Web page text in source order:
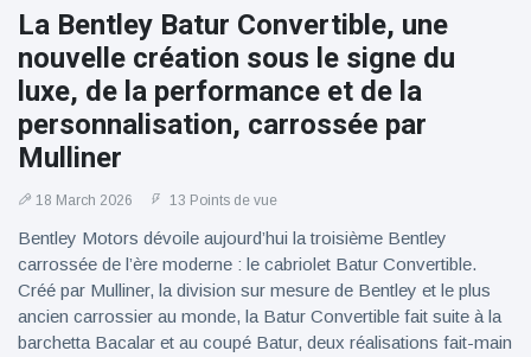
La Bentley Batur Convertible, une
nouvelle création sous le signe du
luxe, de la performance et de la
personnalisation, carrossée par
Mulliner
18 March 2026 13 Points de vue
Bentley Motors dévoile aujourd’hui la troisième Bentley
carrossée de l’ère moderne : le cabriolet Batur Convertible.
Créé par Mulliner, la division sur mesure de Bentley et le plus
ancien carrossier au monde, la Batur Convertible fait suite à la
barchetta Bacalar et au coupé Batur, deux réalisations fait-main